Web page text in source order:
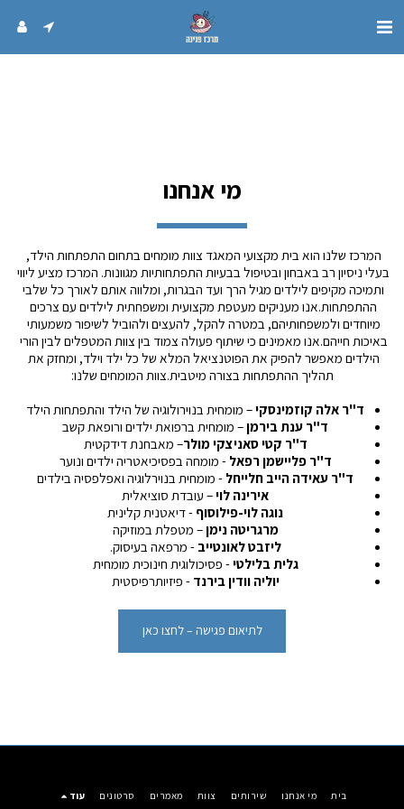
מי אנחנו
תהליך ההתפתחות בצורה מיטבית.צוות המומחים שלנו:
ד"ר אלה קוזמינסקי – מומחית בנוירולוגיה של הילד והתפתחות הילד
ד"ר ענת בירמן – מומחית ברפואת ילדים ורופאת קשב
ד"ר קטי סאניצקי מולר– מאבחנת דידקטית
ד"ר פליישמן רפאל - מומחה בפסיכיאטריה ילדים ונוער
ד"ר עאידה הייב חלייחל - מומחית בנוירלוגיה ואפלפסיה בילדים
אירינה לוי – עובדת סוציאלית
נוגה לוי-פילוסוף - דיאטנית קלינית
מרגריטה נימן – מטפלת במוזיקה
ליזבט לאונטייב - מרפאה בעיסוק.
גלית בלילטי - פסיכולוגית חינוכית מומחית
יוליה וודין בירנד - פיזיותרפיסטית
לתיאום פגישה – לחצו כאן
בית מי אנחנו שירותים צוות מאמרים סרטונים עוד